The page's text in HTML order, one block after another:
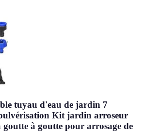
tuyau d'eau de jardin 7
Kit jardin arroseur
à goutte pour arrosage de